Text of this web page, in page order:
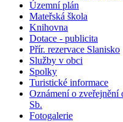
Územní plán
Mateřská škola
Knihovna
Dotace - publicita
Přír. rezervace Slanisko
Služby v obci
Spolky
Turistické informace
Oznámení o zveřejnění
Sb.
Fotogalerie